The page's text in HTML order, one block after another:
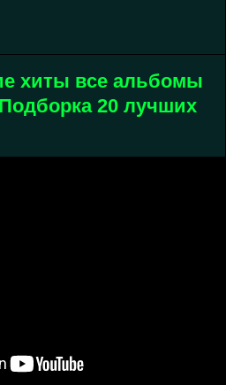
хиты все альбомы
20 лучших